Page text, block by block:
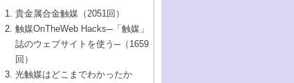
8号 高機能化ポリオレフィンに向けた重合
触媒の最近の進展
7号 持続可能社会実現のための触媒および
触媒関連技術
5号 若手会員による触媒研究の未来展望1：
企業編
6号 第102回触媒討論会
7号 触媒・化学反応における計算化学の進
5号 こんな物質，あんな物質―新たな触媒
の可能性―
7号 『結晶の化学』を活かした触媒研究
5号 水素製造・貯蔵のための触媒技術の新
しい展開
6号 第98回触媒討論会
7号 基礎化学品製造の触媒技術
4号 水分解用光触媒材料
5号 時間分解分光の進歩と応用
6号 第96回触媒討論会
2号 第93回触媒討論会
3号 特殊エネルギー場の触媒反応
4号 生体内における金属の触媒作用
5号 ファインケミカルズの展開に寄与する
1号 なぜこの触媒が良いのか？
2号 第91回触媒討論会
3号 最近の自動車排ガス処理技術
4号 触媒研究の現状と将来─第90回触媒討論
▼44巻（2002年）
1号 高次制御された触媒の化学
2号 第89回触媒討論会
3号 触媒を利用した電気化学の新展開
▼43巻（2001年）
1号 グリーンケミストリーと触媒
2号 第87回触媒討論会特集号
▼42巻（2000年）
1号 触媒反応工学の明日を拓く
▼41巻（1999年）
貴金属合金触媒（2051回）
触媒OnTheWeb Hacks─「触媒」
誌のウェブサイトを使う─（1659
回）
光触媒はどこまでわかったか